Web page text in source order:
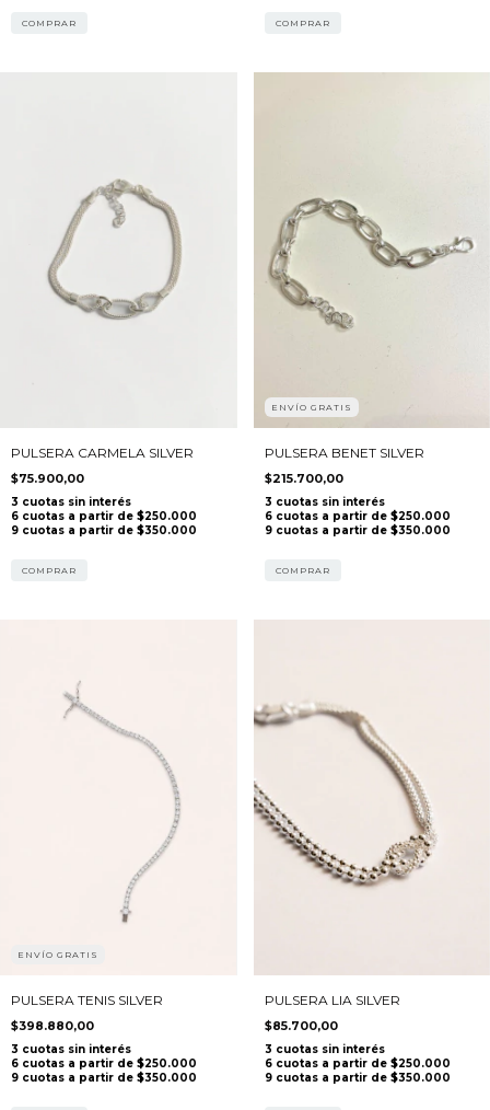
COMPRAR COMPRAR
PULSERA CARMELA SILVER
$75.900,00
COMPRAR
ENVÍO GRATIS
PULSERA BENET SILVER
$215.700,00
COMPRAR
ENVÍO GRATIS
PULSERA TENIS SILVER
$398.880,00
PULSERA LIA SILVER
$85.700,00